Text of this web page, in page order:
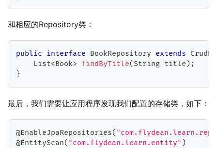
和相应的Repository类：
public interface BookRepository extends
List<Book> findByTitle( String title ) ;
}
最后，我们需要让应用程序发现我们配置的存储类，如下：
@EnableJpaRepositories(
@EntityScan( "com.flydean.learn.entity" )